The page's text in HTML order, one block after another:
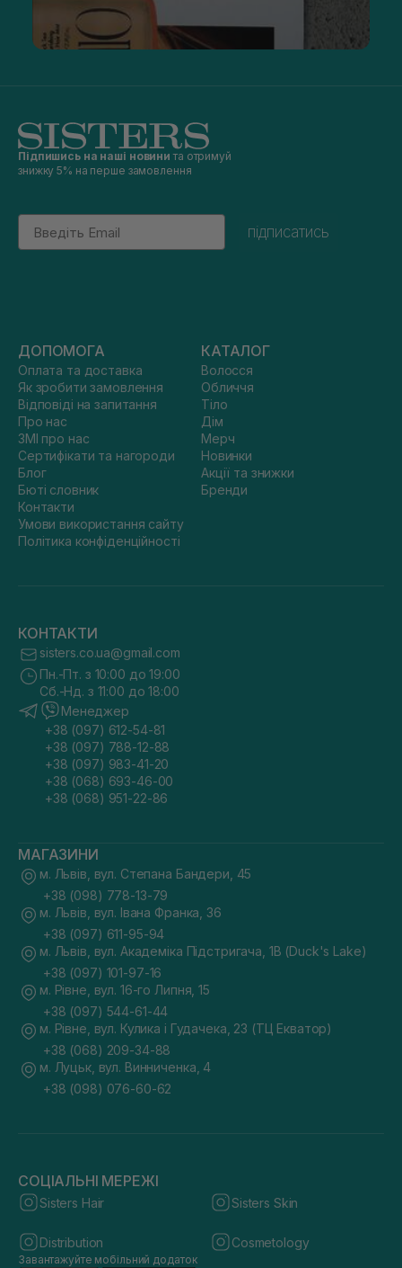
Підпишись на наші новини та отримуй
знижку 5% на перше замовлення
Email
підписатись
ДОПОМОГА
Оплата та доставка
Як зробити замовлення
Відповіді на запитання
Про нас
ЗМІ про нас
Сертифікати та нагороди
Блог
Бюті словник
Контакти
Умови використання сайту
Політика конфіденційності
КАТАЛОГ
Волосся
Обличчя
Тіло
Дім
Мерч
Новинки
Акції та знижки
Бренди
КОНТАКТИ
sisters.co.ua@gmail.com
Пн.-Пт. з 10:00 до 19:00
Сб.-Нд. з 11:00 до 18:00
Менеджер
+38 (097) 612-54-81
+38 (097) 788-12-88
+38 (097) 983-41-20
+38 (068) 693-46-00
+38 (068) 951-22-86
МАГАЗИНИ
м. Львів, вул. Степана Бандери, 45
+38 (098) 778-13-79
м. Львів, вул. Івана Франка, 36
+38 (097) 611-95-94
м. Львів, вул. Академіка Підстригача, 1В (Duck's Lake)
+38 (097) 101-97-16
м. Рівне, вул. 16-го Липня, 15
+38 (097) 544-61-44
м. Рівне, вул. Кулика і Гудачека, 23 (ТЦ Екватор)
+38 (068) 209-34-88
м. Луцьк, вул. Винниченка, 4
+38 (098) 076-60-62
СОЦІАЛЬНІ МЕРЕЖІ
Sisters Hair Sisters Skin
Distribution Cosmetology
Завантажуйте мобільний додаток